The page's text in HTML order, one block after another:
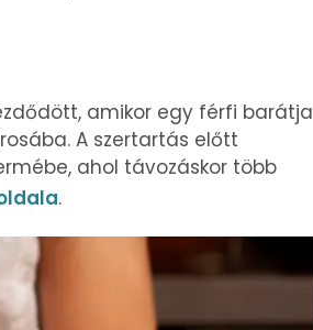
amikor egy férfi barátja
A szertartás előtt
ahol távozáskor több
.